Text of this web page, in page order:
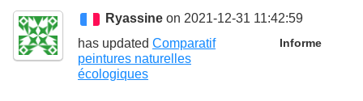
Ryassine on 2021-12-31 11:42:59
Informe
has updated Comparatif
peintures naturelles
écologiques